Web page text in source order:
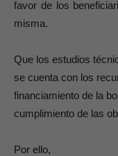
favor de los
misma.
Que los estudios
se cuenta con los
financiamiento de la
cumplimiento de las
Por ello,